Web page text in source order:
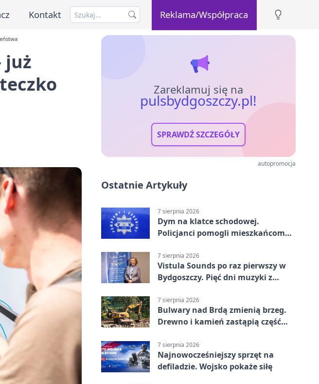
Kontakt Reklama/Współpraca
już
Zareklamuj się na
pulsbydgoszczy.pl!
SPRAWDŹ SZCZEGÓŁY
autopromocja
Ostatnie Artykuły
7 sierpnia 2026
Dym na klatce schodowej.
Policjanci pomogli mieszkańcom
7 sierpnia 2026
Vistula Sounds po raz pierwszy w
Bydgoszczy. Pięć dni muzyki z
7 sierpnia 2026
Bulwary nad Brdą zmienią brzeg.
Drewno i kamień zastąpią część
7 sierpnia 2026
Najnowocześniejszy sprzęt na
defiladzie. Wojsko pokaże siłę